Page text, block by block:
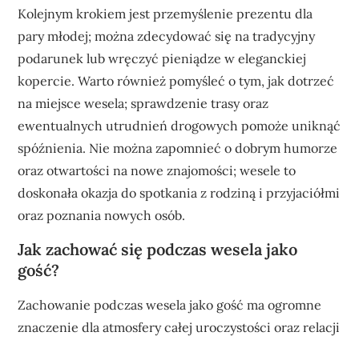
Kolejnym krokiem jest przemyślenie prezentu dla
pary młodej; można zdecydować się na tradycyjny
podarunek lub wręczyć pieniądze w eleganckiej
kopercie. Warto również pomyśleć o tym, jak dotrzeć
na miejsce wesela; sprawdzenie trasy oraz
ewentualnych utrudnień drogowych pomoże uniknąć
spóźnienia. Nie można zapomnieć o dobrym humorze
oraz otwartości na nowe znajomości; wesele to
doskonała okazja do spotkania z rodziną i przyjaciółmi
oraz poznania nowych osób.
Jak zachować się podczas wesela jako
gość?
Zachowanie podczas wesela jako gość ma ogromne
znaczenie dla atmosfery całej uroczystości oraz relacji